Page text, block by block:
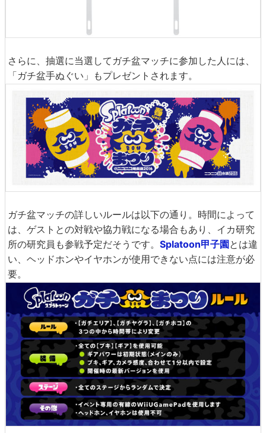
さらに、抽選に当選してガチ盆マッチに参加した人には、
「ガチ盆手ぬぐい」もプレゼントされます。
ガチ盆マッチの詳しいルールは以下の通り。時間によって
は、ゲストとの対戦や協力戦になる場合もあり、イカ研究
所の研究員も参戦予定だそうです。 Splatoon甲子園とは違
い、ヘッドホンやイヤホンが使用できない点には注意が必
要。